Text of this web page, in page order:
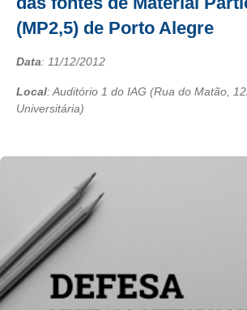
(MP2,5) de Porto Alegre
Data: 11/12/2012
Local: Auditório 1 do IAG (Rua do Matão,
Universitária)